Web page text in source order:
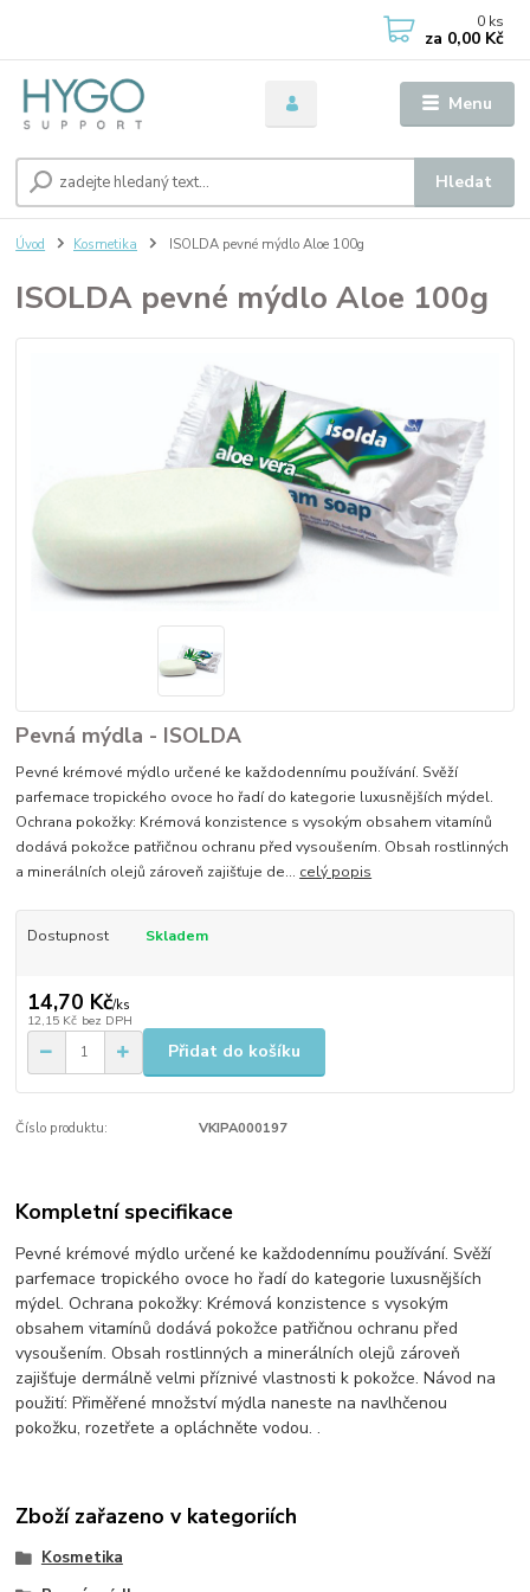
Menu
Hledat
0 ks
za 0,00 Kč
Úvod Kosmetika ISOLDA pevné mýdlo Aloe 100g
ISOLDA pevné mýdlo Aloe 100g
Pevná mýdla - ISOLDA
Pevné krémové mýdlo určené ke každodennímu používání. Svěží
parfemace tropického ovoce ho řadí do kategorie luxusnějších mýdel.
Ochrana pokožky: Krémová konzistence s vysokým obsahem vitamínů
dodává pokožce patřičnou ochranu před vysoušením. Obsah rostlinných
a minerálních olejů zároveň zajišťuje de... celý popis
Dostupnost Skladem
14,70 Kč/ks
12,15 Kč bez DPH
Přidat do košíku
Číslo produktu: VKIPA000197
Kompletní specifikace
Pevné krémové mýdlo určené ke každodennímu používání. Svěží
parfemace tropického ovoce ho řadí do kategorie luxusnějších
mýdel. Ochrana pokožky: Krémová konzistence s vysokým
obsahem vitamínů dodává pokožce patřičnou ochranu před
vysoušením. Obsah rostlinných a minerálních olejů zároveň
zajišťuje dermálně velmi příznivé vlastnosti k pokožce. Návod na
použití: Přiměřené množství mýdla naneste na navlhčenou
pokožku, rozetřete a opláchněte vodou. .
Zboží zařazeno v kategoriích
Kosmetika